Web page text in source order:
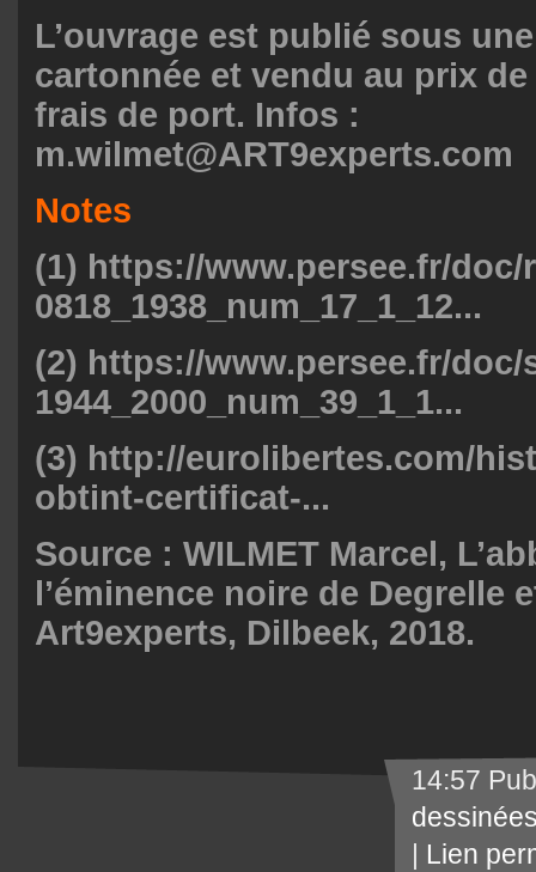
L’ouvrage est publié sous
cartonnée et vendu au prix
frais de port. Infos :
m.wilmet@ART9experts.com
Notes
(1) https://www.persee.fr/doc/
0818_1938_num_17_1_12...
(2) https://www.persee.fr/doc/
1944_2000_num_39_1_1...
(3) http://eurolibertes.com/
obtint-certificat-...
Source : WILMET Marcel,
l’éminence noire de Degrelle
Art9experts, Dilbeek, 2018.
14:57
| Lien